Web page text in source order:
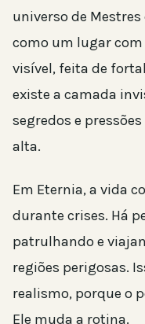
universo de
como um lugar com
visível, feita de
existe a camada
segredos e
alta.
Em Eternia, a vida
durante crises. Há
patrulhando e
regiões perigosas.
realismo, porque o
Ele muda a rotina.